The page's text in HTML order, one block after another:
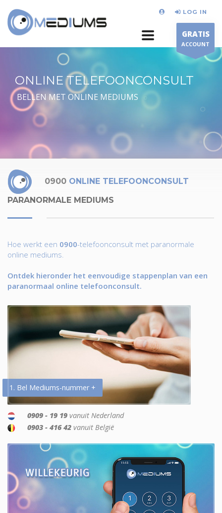
LOG IN
GRATIS
ACCOUNT
ONLINE TELEFOONCONSULT
BELLEN MET ONLINE MEDIUMS
0900 ONLINE TELEFOONCONSULT
PARANORMALE MEDIUMS
Hoe werkt een 0900-telefoonconsult met paranormale
online mediums.
Ontdek hieronder het eenvoudige stappenplan van een
paranormaal online telefoonconsult.
1. Bel Mediums-nummer +
0909 - 19 19 vanuit Nederland
0903 - 416 42 vanuit België